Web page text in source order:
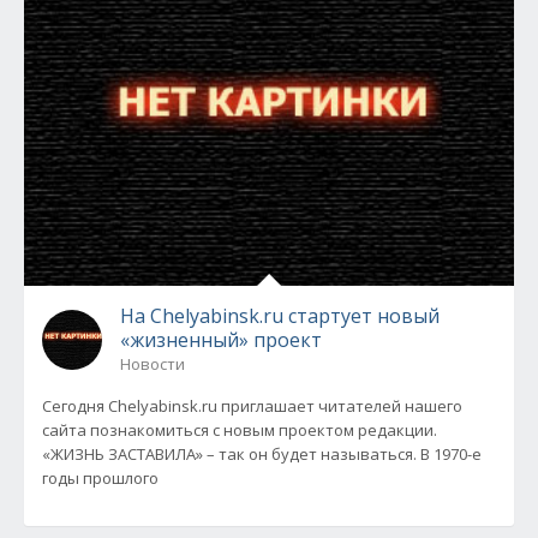
На Chelyabinsk.ru стартует новый
«жизненный» проект
Новости
Сегодня Chelyabinsk.ru приглашает читателей нашего
сайта познакомиться с новым проектом редакции.
«ЖИЗНЬ ЗАСТАВИЛА» – так он будет называться. В 1970-е
годы прошлого